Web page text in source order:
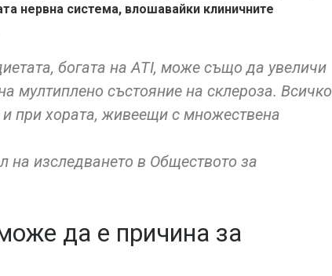
нервна система, влошавайки клиничните
богата на ATI, може също да увеличи
мултиплено състояние на склероза. Всичко
при хората, живеещи с множествена
на изследването в Обществото за
да е причина за